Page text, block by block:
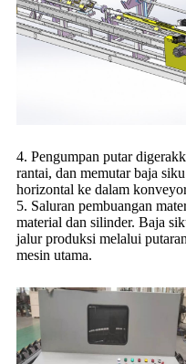
4. Pengumpan putar
rantai, dan memutar baja
horizontal ke dalam
5. Saluran pembuangan
material dan silinder. Baja
jalur produksi melalui
mesin utama.